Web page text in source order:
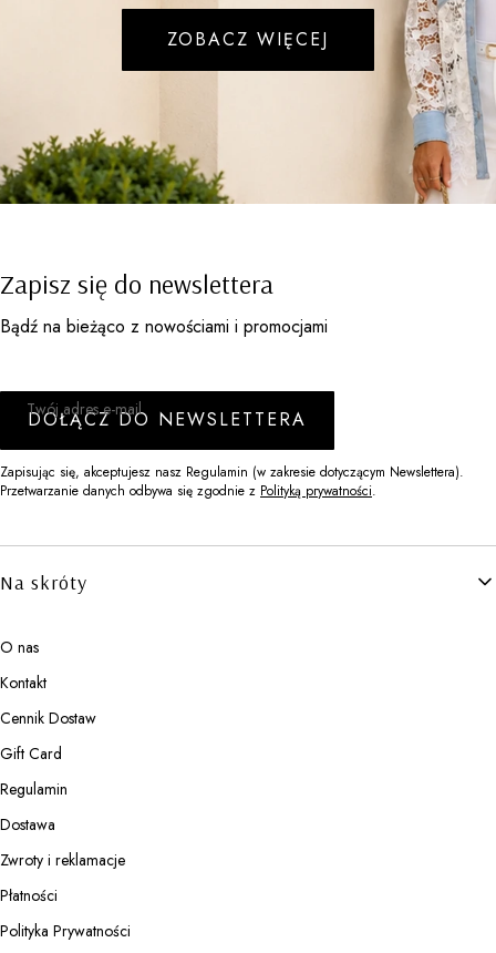
ZOBACZ WIĘCEJ
Zapisz się do newslettera
Bądź na bieżąco z nowościami i promocjami
Twój adres e-mail
DOŁĄCZ DO NEWSLETTERA
Zapisując się, akceptujesz nasz Regulamin (w zakresie dotyczącym Newslettera).
Przetwarzanie danych odbywa się zgodnie z Polityką prywatności.
Linki w stopce
Na skróty
O nas
Kontakt
Cennik Dostaw
Gift Card
Regulamin
Dostawa
Zwroty i reklamacje
Płatności
Polityka Prywatności